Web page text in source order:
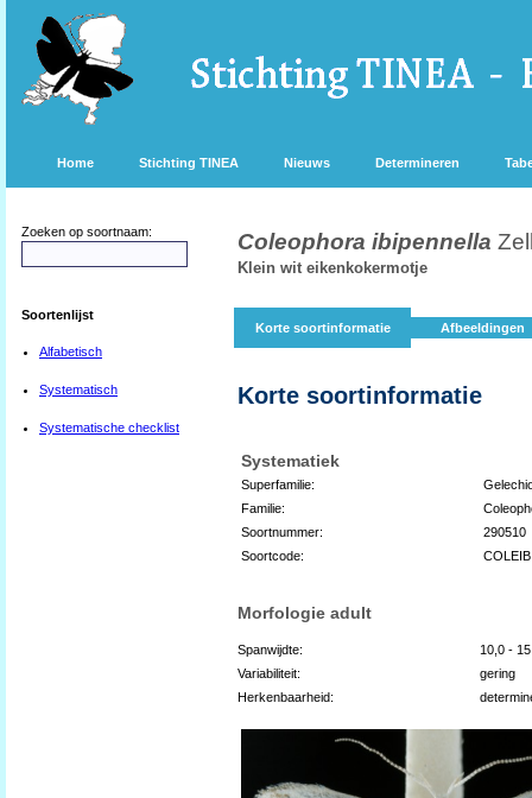
Home Stichting TINEA Nieuws Determineren
Zoeken op soortnaam:
Soortenlijst
Alfabetisch
Systematisch
Systematische checklist
Coleophora ibipennella
Klein wit eikenkokermotje
Korte soortinformatie Afbeeldingen
Korte soortinformatie
Systematiek
Superfamilie:
Familie:
Soortnummer:
290510
Soortcode:
Morfologie adult
Spanwijdte:
10,0 -
Variabiliteit:
gering
Herkenbaarheid: